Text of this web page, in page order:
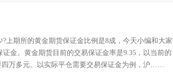
上期所的黄金期货保证金比例是8成，今天小编和大家
金。黄金期货目前的交易保证金率是9.35，以当前的
万多元。以实际平仓需要交易保证金为例，沪……